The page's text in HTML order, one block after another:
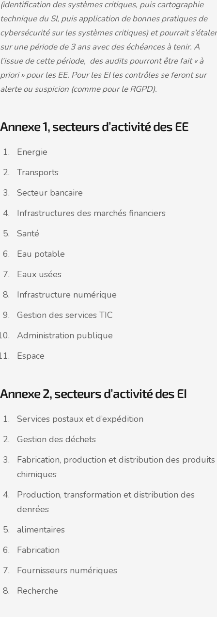
(identification des systèmes critiques, puis cartographie
technique du SI, puis application de bonnes pratiques de
cybersécurité sur les systèmes critiques) et pourrait s’étaler
sur une période de 3 ans avec des échéances à tenir. A
l’issue de cette période, des audits pourront être fait « à
priori » pour les EE. Pour les EI les contrôles se feront sur
alerte ou suspicion (comme pour le RGPD).
Annexe 1, secteurs d’activité des EE
Energie
Transports
Secteur bancaire
Infrastructures des marchés financiers
Santé
Eau potable
Eaux usées
Infrastructure numérique
Gestion des services TIC
Administration publique
Espace
Annexe 2, secteurs d’activité des EI
Services postaux et d’expédition
Gestion des déchets
Fabrication, production et distribution des produits
chimiques
Production, transformation et distribution des
denrées
alimentaires
Fabrication
Fournisseurs numériques
Recherche